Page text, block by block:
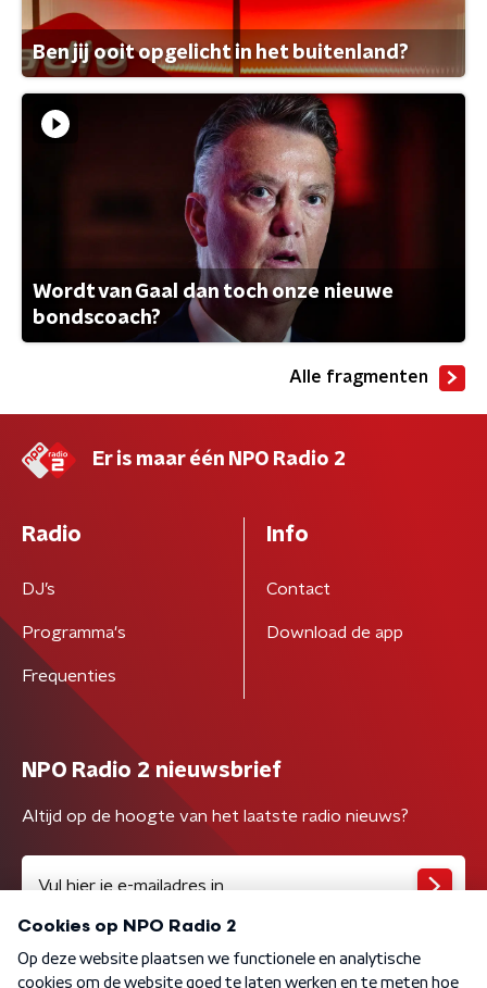
Ben jij ooit opgelicht in het buitenland?
Wordt van Gaal dan toch onze nieuwe
bondscoach?
Alle fragmenten
Er is maar één NPO Radio 2
Radio
DJ’s
Programma's
Frequenties
Info
Contact
Download de app
NPO Radio 2 nieuwsbrief
Altijd op de hoogte van het laatste radio nieuws?